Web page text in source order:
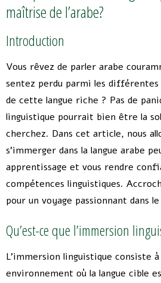
maîtrise de l’arabe?
Introduction
Vous rêvez de parler arabe
sentez perdu parmi les
de cette langue riche ? Pas de
linguistique pourrait bien être la
cherchez. Dans cet article, nous
s’immerger dans la langue arabe
apprentissage et vous rendre
compétences linguistiques.
pour un voyage passionnant dans
Qu’est-ce que l’immersion
L’immersion linguistique consiste
environnement où la langue cible